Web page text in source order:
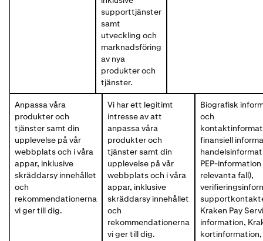
supporttjänster
samt
utveckling och
marknadsföring
av nya
produkter och
tjänster.
Anpassa våra
produkter och
tjänster samt din
upplevelse på vår
webbplats och i våra
appar, inklusive
skräddarsy innehållet
och
rekommendationerna
vi ger till dig.
Vi har ett legitimt
intresse av att
anpassa våra
produkter och
tjänster samt din
upplevelse på vår
webbplats och i våra
appar, inklusive
skräddarsy innehållet
och
rekommendationerna
vi ger till dig.
Biografisk
och
finansiell
PEP-information
relevanta fall),
Kraken Pay
information,
kortinformation,